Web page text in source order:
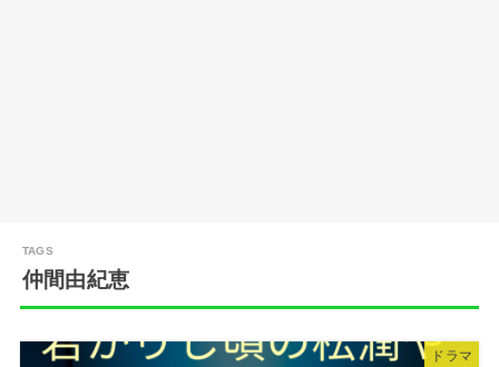
仲間由紀恵
ドラマ